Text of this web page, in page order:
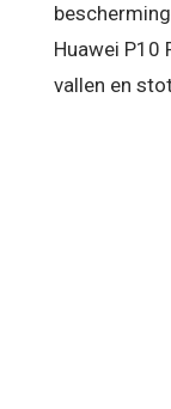
Huawei P10
vallen en